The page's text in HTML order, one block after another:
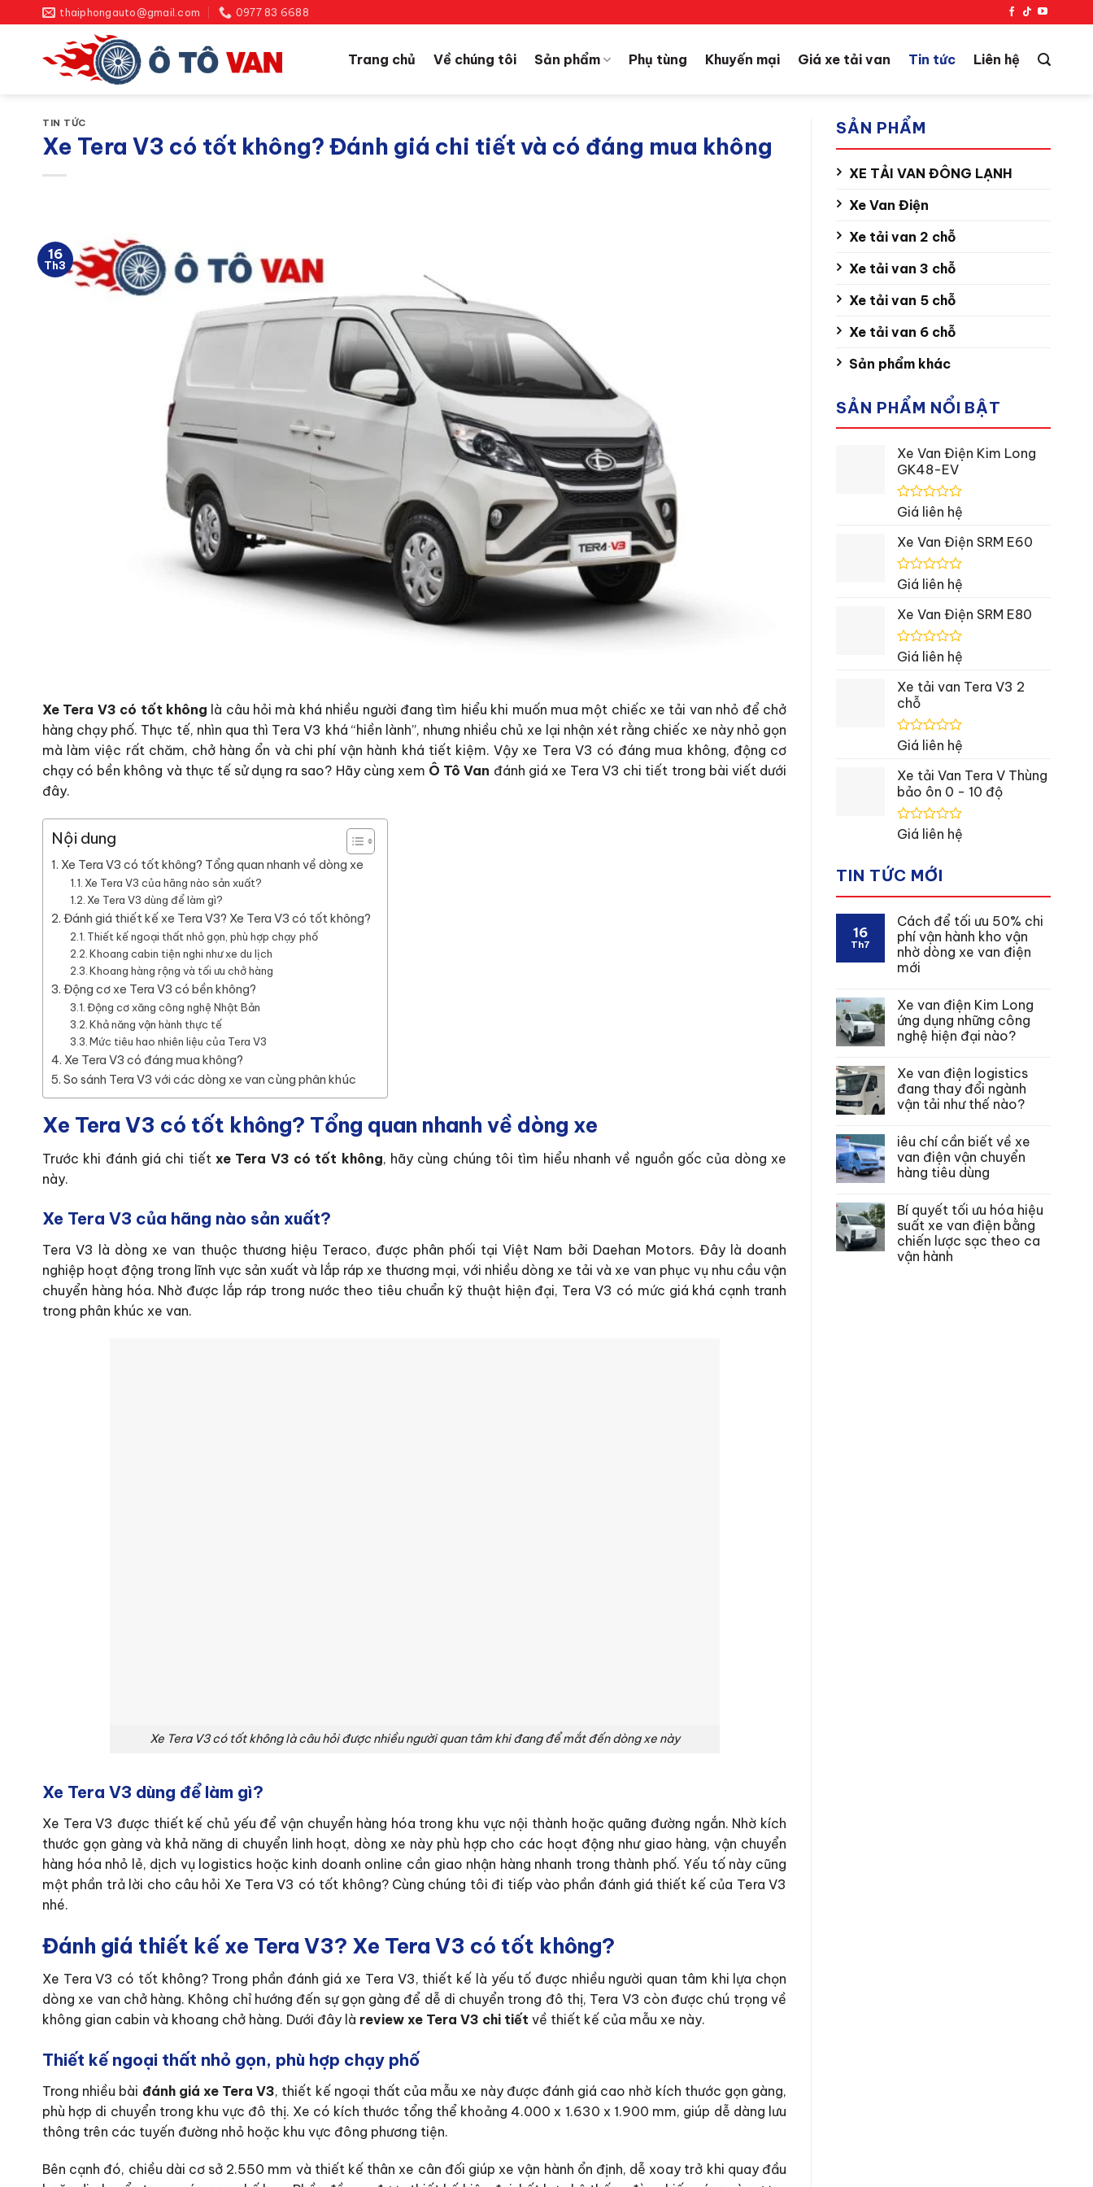
qua
thaiphongauto@gmail.com 0977 83 6688
Trang chủ Về chúng tôi Sản phẩm Phụ tùng Khuyến mại Giá xe tải van Tin tức Liên hệ
TIN TỨC
Xe Tera V3 có tốt không? Đánh giá chi tiết và có đáng mua không
16
Th3
Xe Tera V3 có tốt không là câu hỏi mà khá nhiều người đang tìm hiểu khi muốn mua một chiếc xe tải van nhỏ để chở
hàng chạy phố. Thực tế, nhìn qua thì Tera V3 khá “hiền lành”, nhưng nhiều chủ xe lại nhận xét rằng chiếc xe này nhỏ gọn
mà làm việc rất chăm, chở hàng ổn và chi phí vận hành khá tiết kiệm. Vậy xe Tera V3 có đáng mua không, động cơ
chạy có bền không và thực tế sử dụng ra sao? Hãy cùng xem Ô Tô Van đánh giá xe Tera V3 chi tiết trong bài viết dưới
đây.
Nội dung
Xe Tera V3 có tốt không? Tổng quan nhanh về dòng xe
Xe Tera V3 của hãng nào sản xuất?
Xe Tera V3 dùng để làm gì?
Đánh giá thiết kế xe Tera V3? Xe Tera V3 có tốt không?
Thiết kế ngoại thất nhỏ gọn, phù hợp chạy phố
Khoang cabin tiện nghi như xe du lịch
Khoang hàng rộng và tối ưu chở hàng
Động cơ xe Tera V3 có bền không?
Động cơ xăng công nghệ Nhật Bản
Khả năng vận hành thực tế
Mức tiêu hao nhiên liệu của Tera V3
Xe Tera V3 có đáng mua không?
So sánh Tera V3 với các dòng xe van cùng phân khúc
Xe Tera V3 có tốt không? Tổng quan nhanh về dòng xe
Trước khi đánh giá chi tiết xe Tera V3 có tốt không, hãy cùng chúng tôi tìm hiểu nhanh về nguồn gốc của dòng xe
này.
Xe Tera V3 của hãng nào sản xuất?
Tera V3 là dòng xe van thuộc thương hiệu Teraco, được phân phối tại Việt Nam bởi Daehan Motors. Đây là doanh
nghiệp hoạt động trong lĩnh vực sản xuất và lắp ráp xe thương mại, với nhiều dòng xe tải và xe van phục vụ nhu cầu vận
chuyển hàng hóa. Nhờ được lắp ráp trong nước theo tiêu chuẩn kỹ thuật hiện đại, Tera V3 có mức giá khá cạnh tranh
trong phân khúc xe van.
Xe Tera V3 có tốt không là câu hỏi được nhiều người quan tâm khi đang để mắt đến dòng xe này
Xe Tera V3 dùng để làm gì?
Xe Tera V3 được thiết kế chủ yếu để vận chuyển hàng hóa trong khu vực nội thành hoặc quãng đường ngắn. Nhờ kích
thước gọn gàng và khả năng di chuyển linh hoạt, dòng xe này phù hợp cho các hoạt động như giao hàng, vận chuyển
hàng hóa nhỏ lẻ, dịch vụ logistics hoặc kinh doanh online cần giao nhận hàng nhanh trong thành phố. Yếu tố này cũng
một phần trả lời cho câu hỏi Xe Tera V3 có tốt không? Cùng chúng tôi đi tiếp vào phần đánh giá thiết kế của Tera V3
nhé.
Đánh giá thiết kế xe Tera V3? Xe Tera V3 có tốt không?
Xe Tera V3 có tốt không? Trong phần đánh giá xe Tera V3, thiết kế là yếu tố được nhiều người quan tâm khi lựa chọn
dòng xe van chở hàng. Không chỉ hướng đến sự gọn gàng để dễ di chuyển trong đô thị, Tera V3 còn được chú trọng về
không gian cabin và khoang chở hàng. Dưới đây là review xe Tera V3 chi tiết về thiết kế của mẫu xe này.
Thiết kế ngoại thất nhỏ gọn, phù hợp chạy phố
Trong nhiều bài đánh giá xe Tera V3, thiết kế ngoại thất của mẫu xe này được đánh giá cao nhờ kích thước gọn gàng,
phù hợp di chuyển trong khu vực đô thị. Xe có kích thước tổng thể khoảng 4.000 x 1.630 x 1.900 mm, giúp dễ dàng lưu
thông trên các tuyến đường nhỏ hoặc khu vực đông phương tiện.
Bên cạnh đó, chiều dài cơ sở 2.550 mm và thiết kế thân xe cân đối giúp xe vận hành ổn định, dễ xoay trở khi quay đầu
SẢN PHẨM
XE TẢI VAN ĐÔNG LẠNH
Xe Van Điện
Xe tải van 2 chỗ
Xe tải van 3 chỗ
Xe tải van 5 chỗ
Xe tải van 6 chỗ
Sản phẩm khác
SẢN PHẨM NỔI BẬT
Xe Van Điện Kim Long
GK48-EV
Được
hạng
0
5
Giá liên hệ
Xe Van Điện SRM E60
Được
hạng
0
5
Giá liên hệ
Xe Van Điện SRM E80
Được
hạng
0
5
sao
Giá liên hệ
Xe tải van Tera V3 2
chỗ
Được
hạng
0
5
sao
Giá liên hệ
Xe tải Van Tera V Thùng
bảo ôn 0 - 10 độ
Được
0
5
sao
Giá liên hệ
TIN TỨC MỚI
16
Th7
Cách để tối ưu 50% chi
phí vận hành kho vận
nhờ dòng xe van điện
mới
Xe van điện Kim Long
ứng dụng những công
nghệ hiện đại nào?
Xe van điện logistics
đang thay đổi ngành
vận tải như thế nào?
iêu chí cần biết về xe
van điện vận chuyển
hàng tiêu dùng
Bí quyết tối ưu hóa hiệu
suất xe van điện bằng
chiến lược sạc theo ca
vận hành